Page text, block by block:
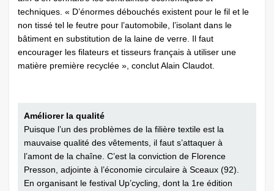
techniques. « D’énormes débouchés existent pour le fil et le
non tissé tel le feutre pour l’automobile, l’isolant dans le
bâtiment en substitution de la laine de verre. Il faut
encourager les filateurs et tisseurs français à utiliser une
matière première recyclée », conclut Alain Claudot.
Améliorer la qualité
Puisque l’un des problèmes de la filière textile est la
mauvaise qualité des vêtements, il faut s’attaquer à
l’amont de la chaîne. C’est la conviction de Florence
Presson, adjointe à l’économie circulaire à Sceaux (92).
En organisant le festival Up’cycling, dont la 1re édition